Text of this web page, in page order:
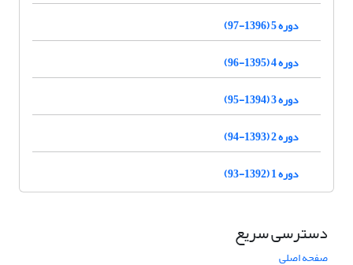
دوره 5 (1396-97)
دوره 4 (1395-96)
دوره 3 (1394-95)
دوره 2 (1393-94)
دوره 1 (1392-93)
دسترسی سریع
صفحه اصلی